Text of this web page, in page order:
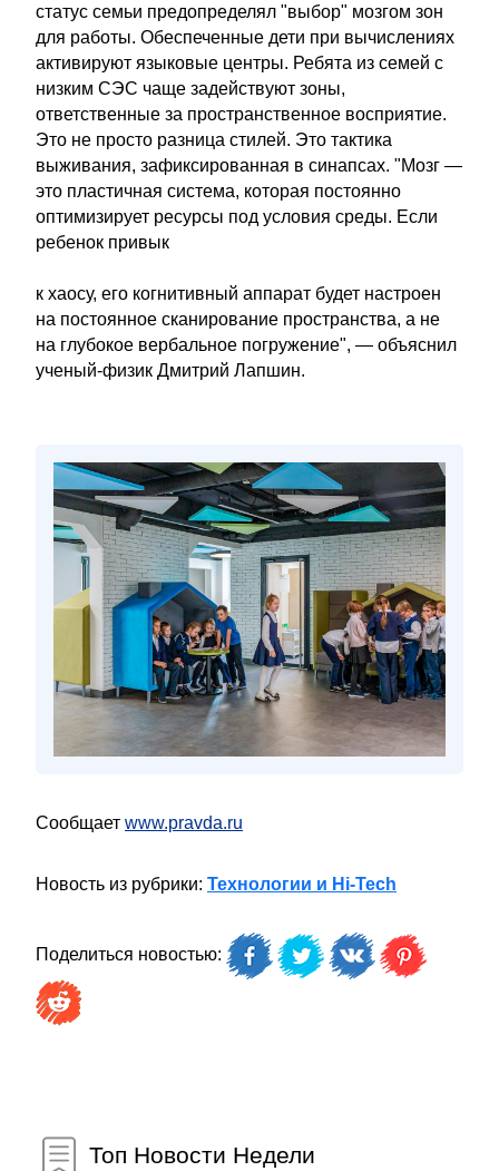
статус семьи предопределял "выбор" мозгом зон
для работы. Обеспеченные дети при вычислениях
активируют языковые центры. Ребята из семей с
низким СЭС чаще задействуют зоны,
ответственные за пространственное восприятие.
Это не просто разница стилей. Это тактика
выживания, зафиксированная в синапсах. "Мозг —
это пластичная система, которая постоянно
оптимизирует ресурсы под условия среды. Если
ребенок привык
к хаосу, его когнитивный аппарат будет настроен
на постоянное сканирование пространства, а не
на глубокое вербальное погружение", — объяснил
ученый-физик Дмитрий Лапшин.
Сообщает www.pravda.ru
Новость из рубрики: Технологии и Hi-Tech
Поделиться новостью:
Топ Новости Недели